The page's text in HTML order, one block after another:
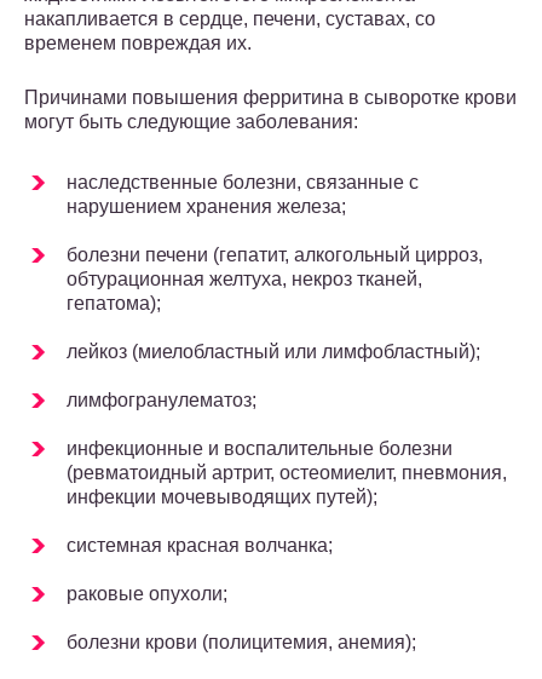
накапливается в сердце, печени, суставах, со
временем повреждая их.
Причинами повышения ферритина в сыворотке крови
могут быть следующие заболевания:
наследственные болезни, связанные с
нарушением хранения железа;
болезни печени (гепатит, алкогольный цирроз,
обтурационная желтуха, некроз тканей,
гепатома);
лейкоз (миелобластный или лимфобластный);
лимфогранулематоз;
инфекционные и воспалительные болезни
(ревматоидный артрит, остеомиелит, пневмония,
инфекции мочевыводящих путей);
системная красная волчанка;
раковые опухоли;
болезни крови (полицитемия, анемия);